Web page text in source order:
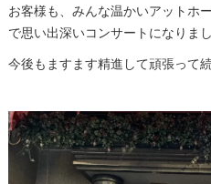
お客様も、みんな温かいアットホ
で思い出深いコンサートになりまし
今後もますます精進して頑張って